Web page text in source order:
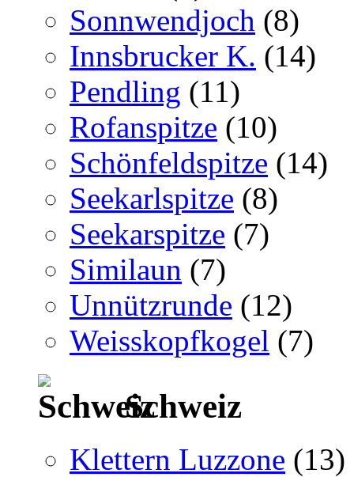
Sonnwendjoch (8)
Innsbrucker K. (14)
Pendling (11)
Rofanspitze (10)
Schönfeldspitze (14)
Seekarlspitze (8)
Seekarspitze (7)
Similaun (7)
Unnützrunde (12)
Weisskopfkogel (7)
Schweiz
Klettern Luzzone (13)